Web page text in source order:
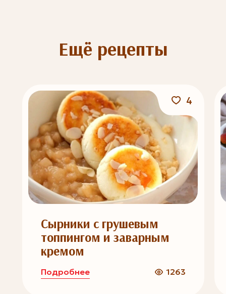
Ещё рецепты
4
Сырники с грушевым
топпингом и заварным
кремом
Подробнее 1263